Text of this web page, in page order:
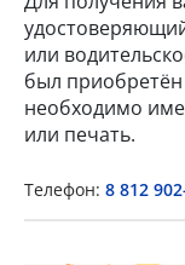
или
был
необходимо
или печать.
Телефон: 8 812